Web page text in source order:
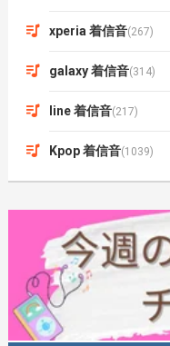
xperia 着信音(267)
galaxy 着信音(314)
line 着信音(217)
Kpop 着信音(1039)